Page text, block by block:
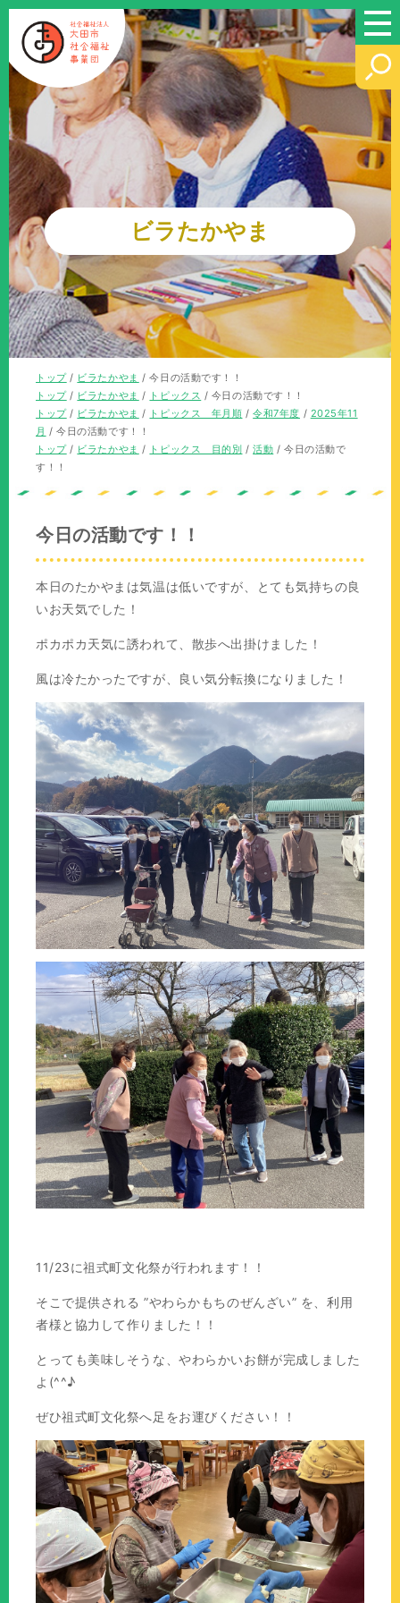
このページの本文へ
ビラたかやま
現
在
の
位
置：
トップ/ ビラたかやま /今日の活動です！！
現
在
の
位
置：
トップ/ ビラたかやま / トピックス / 今日の活動です！！
現
在
の
位
トップ/ ビラたかやま / トピックス 年月順 /令和7年度 / 2025年11
月 /今日の活動です！！
現
在
トップ/ ビラたかやま / トピックス 目的別 /活動 / 今日の活動で
す！！
今日の活動です！！
本日のたかやまは気温は低いですが、とても気持ちの良
いお天気でした！
ポカポカ天気に誘われて、散歩へ出掛けました！
風は冷たかったですが、良い気分転換になりました！
11/23に祖式町文化祭が行われます！！
そこで提供される ”やわらかもちのぜんざい” を、利用
者様と協力して作りました！！
とっても美味しそうな、やわらかいお餅が完成しました
よ(^^♪
ぜひ祖式町文化祭へ足をお運びください！！